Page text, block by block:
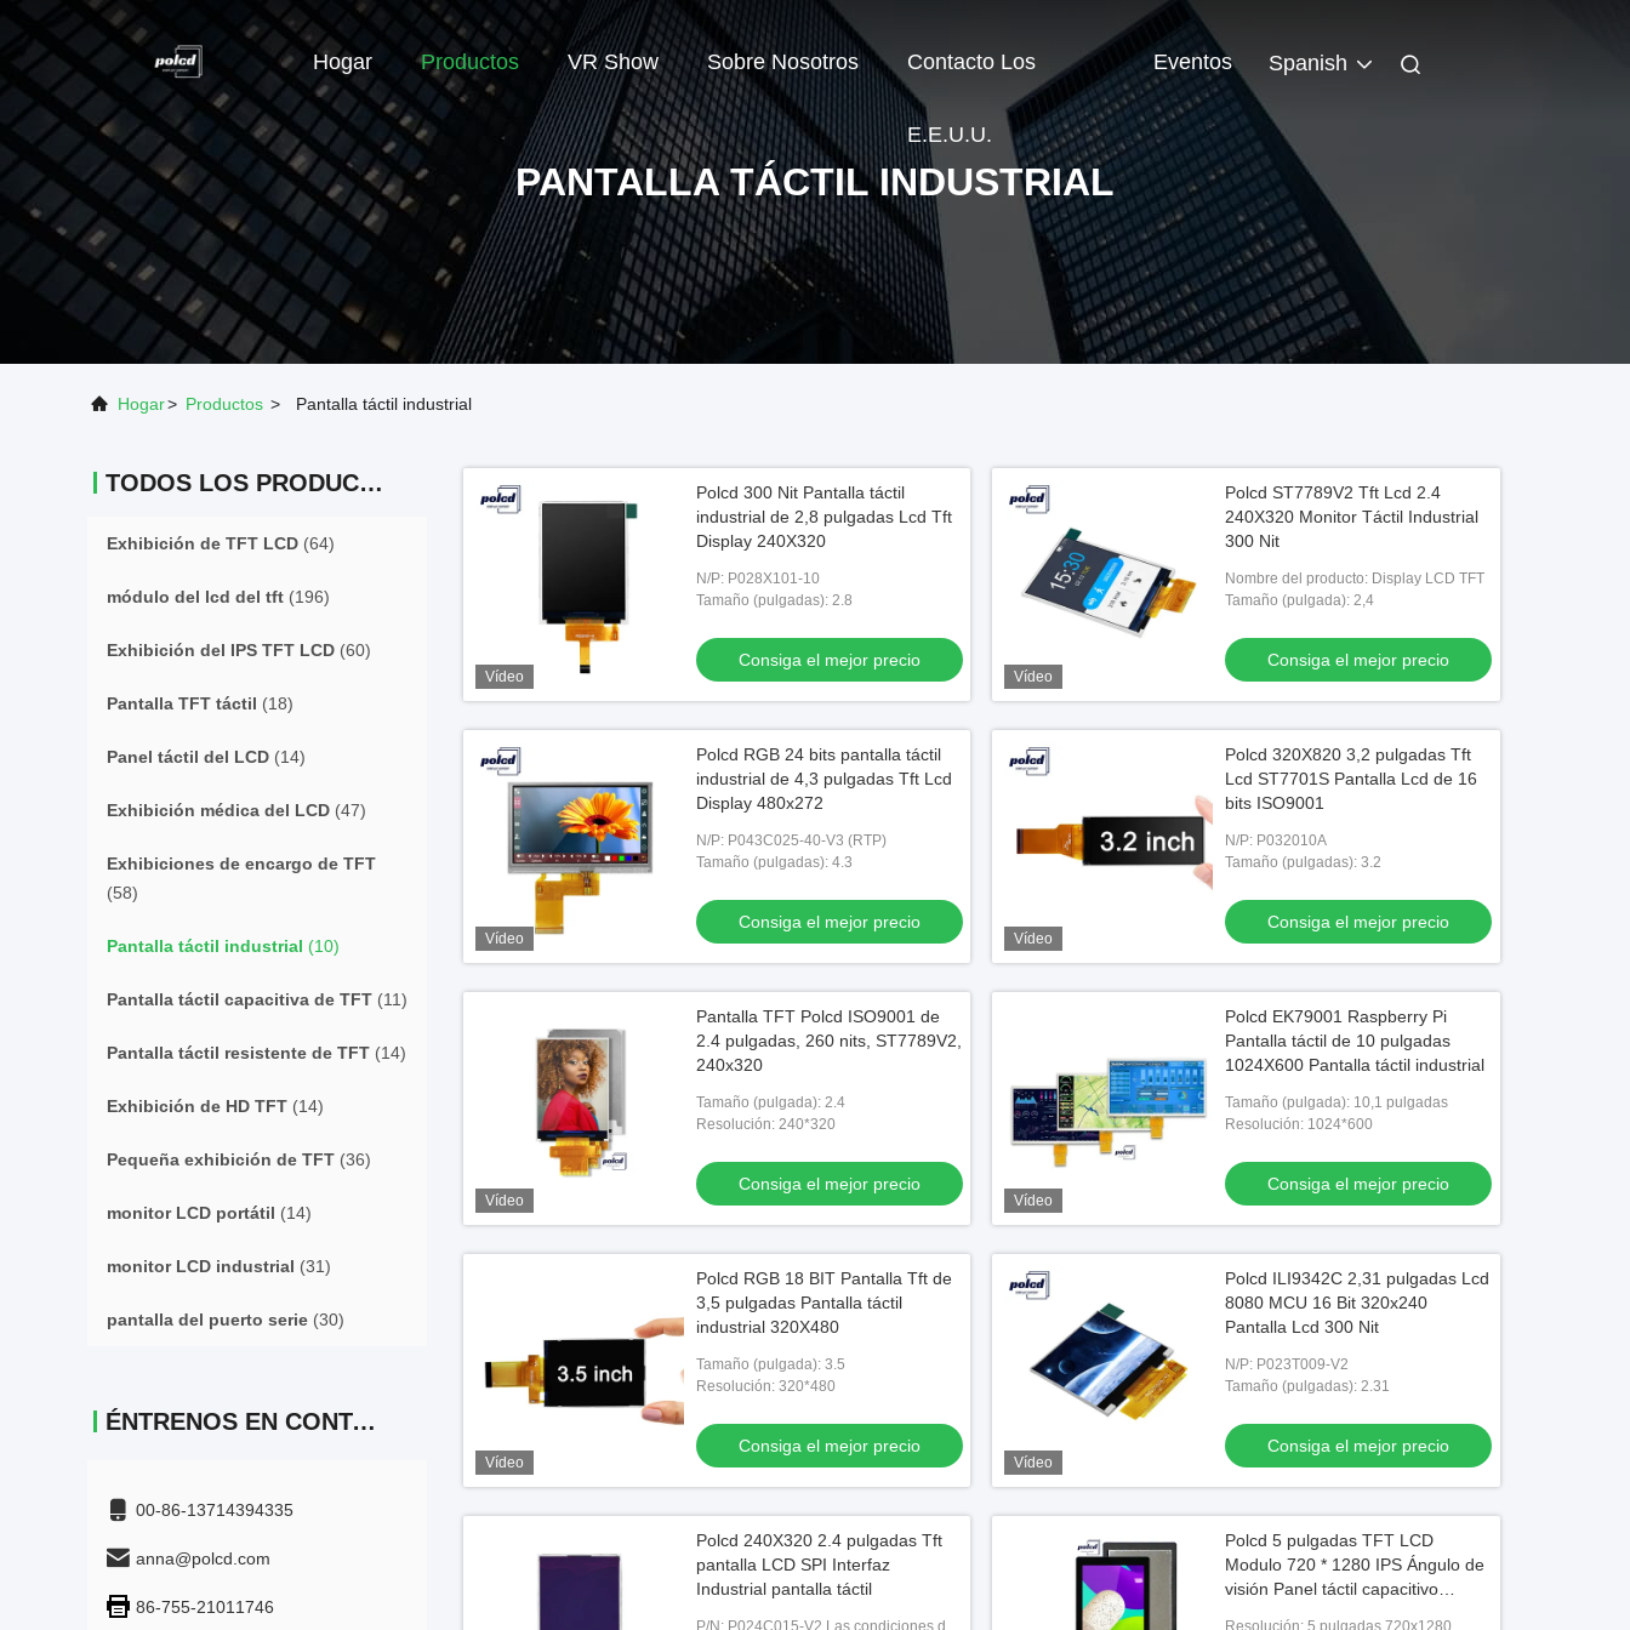
Hogar Productos VR Show Sobre Nosotros Contacto Los
E.E.U.U.
Eventos Spanish
PANTALLA TÁCTIL INDUSTRIAL
Hogar> Productos > Pantalla táctil industrial
TODOS LOS PRODUCTOS
Exhibición de TFT LCD (64)
módulo del lcd del tft (196)
Exhibición del IPS TFT LCD (60)
Pantalla TFT táctil (18)
Panel táctil del LCD (14)
Exhibición médica del LCD (47)
Exhibiciones de encargo de TFT
(58)
Pantalla táctil industrial (10)
Pantalla táctil capacitiva de TFT (11)
Pantalla táctil resistente de TFT (14)
Exhibición de HD TFT (14)
Pequeña exhibición de TFT (36)
monitor LCD portátil (14)
monitor LCD industrial (31)
pantalla del puerto serie (30)
ÉNTRENOS EN CONTACTO CON
00-86-13714394335
anna@polcd.com
86-755-21011746
Vídeo
Polcd 300 Nit Pantalla táctil
industrial de 2,8 pulgadas Lcd Tft
Display 240X320
N/P: P028X101-10
Tamaño (pulgadas): 2.8
Consiga el mejor precio
Vídeo
Polcd ST7789V2 Tft Lcd 2.4
240X320 Monitor Táctil Industrial
300 Nit
Nombre del producto: Display LCD TFT
Tamaño (pulgada): 2,4
Consiga el mejor precio
Vídeo
Polcd RGB 24 bits pantalla táctil
industrial de 4,3 pulgadas Tft Lcd
Display 480x272
N/P: P043C025-40-V3 (RTP)
Tamaño (pulgadas): 4.3
Consiga el mejor precio
Vídeo
Polcd 320X820 3,2 pulgadas Tft
Lcd ST7701S Pantalla Lcd de 16
bits ISO9001
N/P: P032010A
Tamaño (pulgadas): 3.2
Consiga el mejor precio
Vídeo
Pantalla TFT Polcd ISO9001 de
2.4 pulgadas, 260 nits, ST7789V2,
240x320
Tamaño (pulgada): 2.4
Resolución: 240*320
Consiga el mejor precio
Vídeo
Polcd EK79001 Raspberry Pi
Pantalla táctil de 10 pulgadas
1024X600 Pantalla táctil industrial
Tamaño (pulgada): 10,1 pulgadas
Resolución: 1024*600
Consiga el mejor precio
Vídeo
Polcd RGB 18 BIT Pantalla Tft de
3,5 pulgadas Pantalla táctil
industrial 320X480
Tamaño (pulgada): 3.5
Resolución: 320*480
Consiga el mejor precio
Vídeo
Polcd ILI9342C 2,31 pulgadas Lcd
8080 MCU 16 Bit 320x240
Pantalla Lcd 300 Nit
N/P: P023T009-V2
Tamaño (pulgadas): 2.31
Consiga el mejor precio
Polcd 240X320 2.4 pulgadas Tft
pantalla LCD SPI Interfaz
Industrial pantalla táctil
P/N: P024C015-V2 Las condiciones de
Polcd 5 pulgadas TFT LCD
Modulo 720 * 1280 IPS Ángulo de
visión Panel táctil capacitivo
Resolución: 5 pulgadas 720x1280